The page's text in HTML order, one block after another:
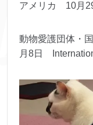
アメリカ 10月
動物愛護団体・
月8日